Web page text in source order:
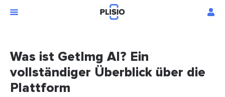
Was ist GetImg AI? Ein
vollständiger Überblick über die
Plattform